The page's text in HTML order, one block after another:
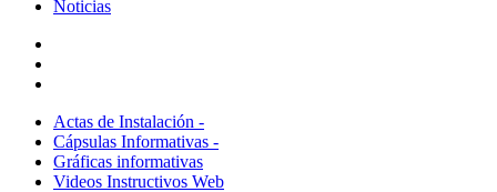
Noticias
Actas de Instalación -
Cápsulas Informativas -
Gráficas informativas
Videos Instructivos Web